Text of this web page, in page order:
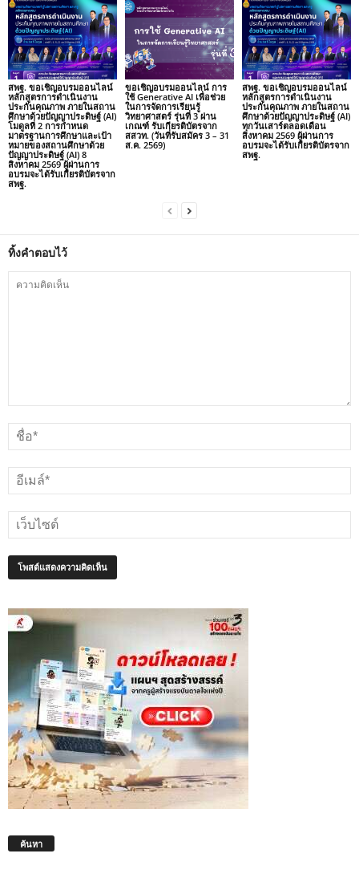
สพฐ. ขอเชิญอบรมออนไลน์
หลักสูตรการดำเนินงาน
ประกันคุณภาพ ภายในสถาน
ศึกษาด้วยปัญญาประดิษฐ์ (AI)
โมดูลที่ 2 การกำหนด
มาตรฐานการศึกษาและเป้า
หมายของสถานศึกษาด้วย
ปัญญาประดิษฐ์ (AI) 8
สิงหาคม 2569 ผู้ผ่านการ
อบรมจะได้รับเกียรติบัตรจาก
สพฐ.
ขอเชิญอบรมออนไลน์ การ
ใช้ Generative AI เพื่อช่วย
ในการจัดการเรียนรู้
วิทยาศาสตร์ รุ่นที่ 3 ผ่าน
เกณฑ์ รับเกียรติบัตรจาก
สสวท. (วันที่รับสมัคร 3 – 31
ส.ค. 2569)
สพฐ. ขอเชิญอบรมออนไลน์
หลักสูตรการดำเนินงาน
ประกันคุณภาพ ภายในสถาน
ศึกษาด้วยปัญญาประดิษฐ์ (AI)
ทุกวันเสาร์ตลอดเดือน
สิงหาคม 2569 ผู้ผ่านการ
อบรมจะได้รับเกียรติบัตรจาก
สพฐ.
ทิ้งคำตอบไว้
ค้นหา